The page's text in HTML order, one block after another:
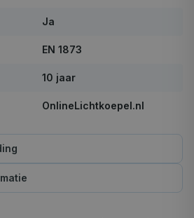
Ja
EN 1873
10 jaar
OnlineLichtkoepel.nl